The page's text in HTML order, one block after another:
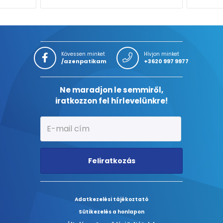
Kövessen minket
/azenpatikam
Hívjon minket
+3620 997 9977
Ne maradjon le semmiről,
iratkozzon fel hírlevelünkre!
Feliratkozás
Adatkezelési tájékoztató
Sütikezelés a honlapon